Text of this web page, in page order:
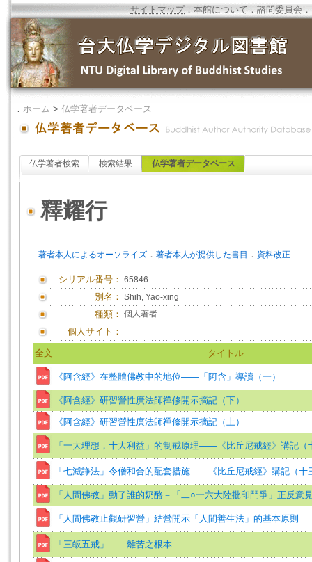
サイトマップ．本館について ．諮問委員会 ．
． ホーム > 仏学著者データベース
仏学著者検索 検索結果 仏学著者データベース
釋耀行
著者本人によるオーソライズ ． 著者本人が提供した書目 ． 資料改正
シリアル番号： 65846
別名： Shih, Yao-xing
種類： 個人著者
個人サイト：
全文 タイトル
《阿含經》在整體佛教中的地位——「阿含」導讀（一）
《阿含經》研習營性廣法師禪修開示摘記（下）
《阿含經》研習營性廣法師禪修開示摘記（上）
「一大理想，十大利益」的制戒原理——《比丘尼戒經》講記（
「七滅諍法」令僧和合的配套措施——《比丘尼戒經》講記（十
「人間佛教」動了誰的奶酪－「二○一六大陸批印鬥爭」正反意
「人間佛教止觀研習營」結營開示「人間善生法」的基本原則
「三皈五戒」——離苦之根本